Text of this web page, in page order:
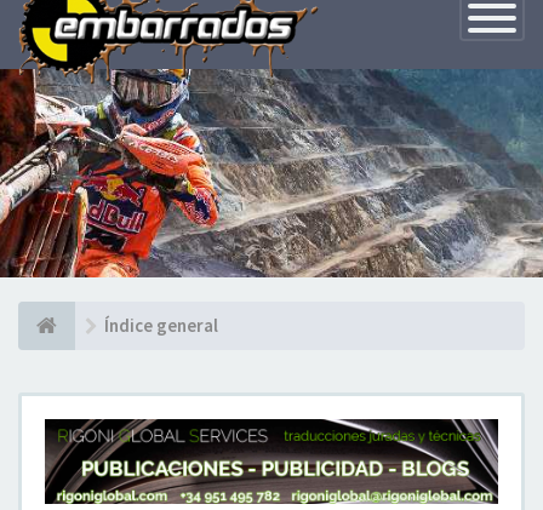
Toggle
Índice general